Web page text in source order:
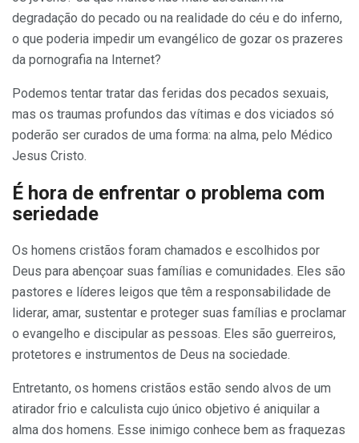
degradação do pecado ou na realidade do céu e do inferno,
o que poderia impedir um evangélico de gozar os prazeres
da pornografia na Internet?
Podemos tentar tratar das feridas dos pecados sexuais,
mas os traumas profundos das vítimas e dos viciados só
poderão ser curados de uma forma: na alma, pelo Médico
Jesus Cristo.
É hora de enfrentar o problema com
seriedade
Os homens cristãos foram chamados e escolhidos por
Deus para abençoar suas famílias e comuni­dades. Eles são
pastores e líderes leigos que têm a responsabilidade de
liderar, amar, sustentar e proteger suas famílias e proclamar
o evangelho e discipular as pessoas. Eles são guerreiros,
protetores e instrumentos de Deus na sociedade.
Entretanto, os homens cristãos estão sendo alvos de um
atirador frio e calculista cujo único objetivo é aniquilar a
alma dos homens. Esse inimigo conhece bem as fraquezas